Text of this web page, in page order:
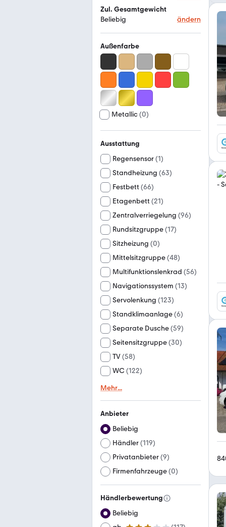
Zul. Gesamtgewicht
Beliebig
ändern
Außenfarbe
Metallic(0)
Ausstattung
Regensensor(1)
Standheizung (63)
Festbett (66)
Etagenbett (21)
Zentralverriegelung (96)
Rundsitzgruppe(17)
Sitzheizung (0)
Mittelsitzgruppe(48)
Multifunktionslenkrad (56)
Navigationssystem (13)
Servolenkung (123)
Standklimaanlage(6)
Separate Dusche(59)
Seitensitzgruppe(30)
TV(58)
WC (122)
Mehr...
Anbieter
Beliebig
Händler(119)
Privatanbieter(9)
Firmenfahrzeuge(0)
Händlerbewertung
Beliebig